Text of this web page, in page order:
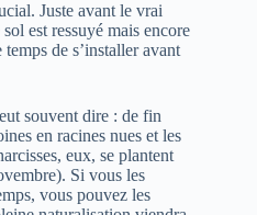
Juste avant le vrai
est ressuyé mais encore
de s’installer avant
souvent dire : de fin
en racines nues et les
eux, se plantent
Si vous les
vous pouvez les